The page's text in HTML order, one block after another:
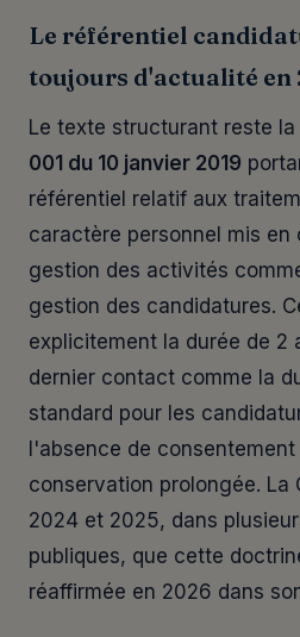
Le référentiel
toujours d'actualité en
Le texte structurant reste la
001 du 10 janvier 2019
référentiel relatif aux
caractère personnel mis
gestion des activités
gestion des candidatures.
explicitement la durée de 2
dernier contact comme la
standard pour les
l'absence de
conservation prolongée. La
2024 et 2025, dans
publiques, que cette
réaffirmée en 2026 dans